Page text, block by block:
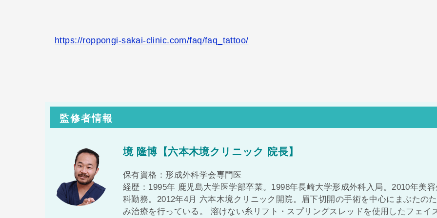
https://roppongi-sakai-clinic.com/faq/faq_tattoo/
監修者情報
境 隆博【六本木境クリニック 院長】
保有資格：形成外科学会専門医
経歴：1995年 鹿児島大学医学部卒業。1998年長崎大学形成外科入局。2010年美容
科勤務。2012年4月 六本木境クリニック開院。眉下切開の手術を中心にまぶたの
み治療を行っている。 溶けない糸リフト・スプリングスレッドを使用したフェイ